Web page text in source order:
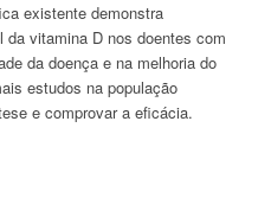
existente demonstra
da vitamina D nos doentes com
da doença e na melhoria do
estudos na população
e comprovar a eficácia.